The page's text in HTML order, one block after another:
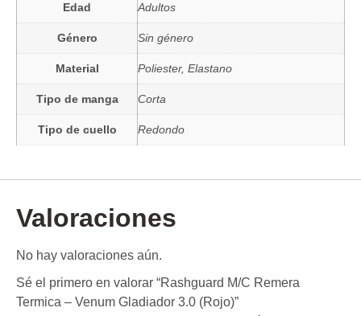
Edad Adultos
Género Sin género
Material Poliester, Elastano
Tipo de manga Corta
Tipo de cuello Redondo
Valoraciones
No hay valoraciones aún.
Sé el primero en valorar “Rashguard M/C Remera
Termica – Venum Gladiador 3.0 (Rojo)”